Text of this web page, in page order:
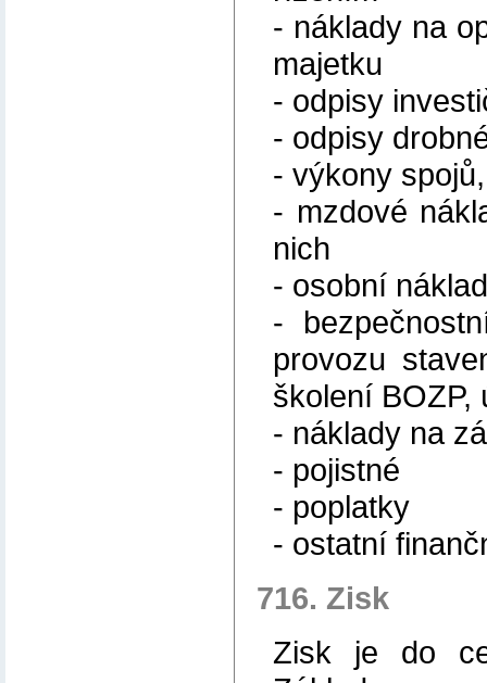
- náklady na
majetku
- odpisy
- odpisy
- výkony
- mzdové
nich
- osobní
-
provozu
školení BOZP,
- náklady na
- pojistné
- poplatky
- ostatní
716. Zisk
Zisk je do